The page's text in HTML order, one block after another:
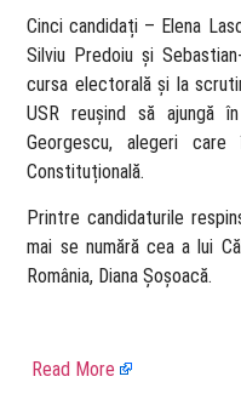
Cinci candidați – Elena
Silviu Predoiu și
cursa electorală și la
USR reușind să ajungă
Georgescu, alegeri
Constituțională.
Printre candidaturile
mai se numără cea a lui
România, Diana Șoșoacă.
Read More